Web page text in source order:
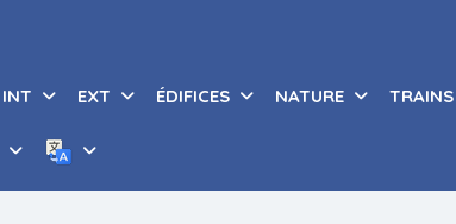
INT EXT ÉDIFICES NATURE TRAINS